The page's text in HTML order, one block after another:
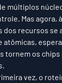
múltiplos
Mas agora,
dos recursos se
atômicas,
tornem os chips
vez, o